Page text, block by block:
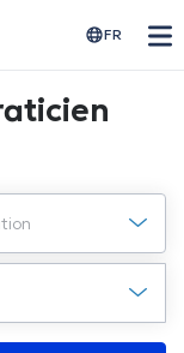
FR